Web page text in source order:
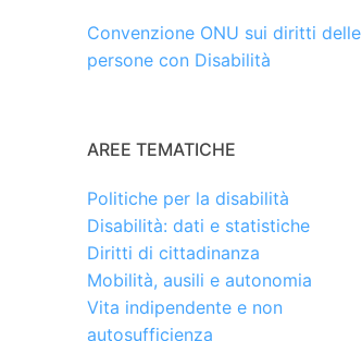
Convenzione ONU sui diritti delle
persone con Disabilità
AREE TEMATICHE
Politiche per la disabilità
Disabilità: dati e statistiche
Diritti di cittadinanza
Mobilità, ausili e autonomia
Vita indipendente e non
autosufficienza